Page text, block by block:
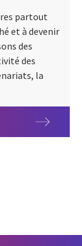
partout
et à devenir
des
des
la
Print